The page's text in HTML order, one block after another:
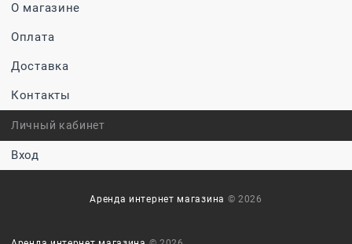
О магазине
Оплата
Доставка
Контакты
Личный кабинет
Вход
Аренда интернет магазина © 2026